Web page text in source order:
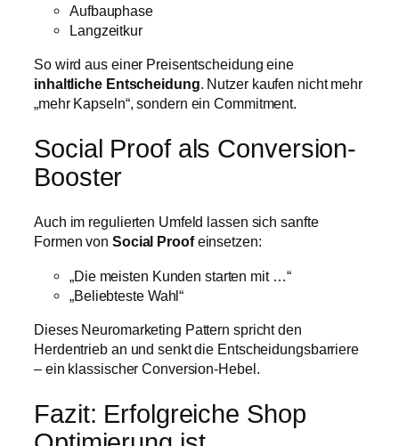
Aufbauphase
Langzeitkur
So wird aus einer Preisentscheidung eine
inhaltliche Entscheidung. Nutzer kaufen nicht mehr
„mehr Kapseln“, sondern ein Commitment.
Social Proof als Conversion-
Booster
Auch im regulierten Umfeld lassen sich sanfte
Formen von Social Proofeinsetzen:
„Die meisten Kunden starten mit …“
„Beliebteste Wahl“
Dieses Neuromarketing Pattern spricht den
Herdentrieb an und senkt die Entscheidungsbarriere
– ein klassischer Conversion-Hebel.
Fazit: Erfolgreiche Shop